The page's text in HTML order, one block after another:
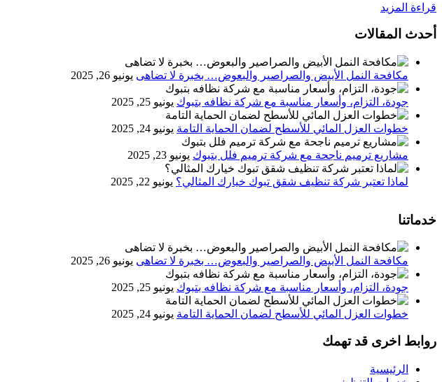
قراءة المزيد
أحدث المقالات
مكافحة النمل الأبيض والصراصير والبعوض… بخبرة لا تضاهى يونيو 26, 2025
جودة، التزام، وأسعار مناسبة مع شركة نظافه بتبوك يونيو 25, 2025
خطوات العزل المائي للأسطح لضمان الحماية التامة يونيو 24, 2025
مشاريع ترميم ناجحة مع شركة ترميم فلل بتبوك يونيو 23, 2025
لماذا تعتبر شركة تنظيف شقق تبوك خيارك المثالي؟ يونيو 22, 2025
خدماتنا
مكافحة النمل الأبيض والصراصير والبعوض… بخبرة لا تضاهى يونيو 26, 2025
جودة، التزام، وأسعار مناسبة مع شركة نظافه بتبوك يونيو 25, 2025
خطوات العزل المائي للأسطح لضمان الحماية التامة يونيو 24, 2025
روابط اخرى قد تهمك
الرئيسية